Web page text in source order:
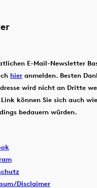
E-Mail-Newsletter
hier anmelden. Besten
wird nicht an Dritte
können Sie sich auch
bedauern würden.
Disclaimer